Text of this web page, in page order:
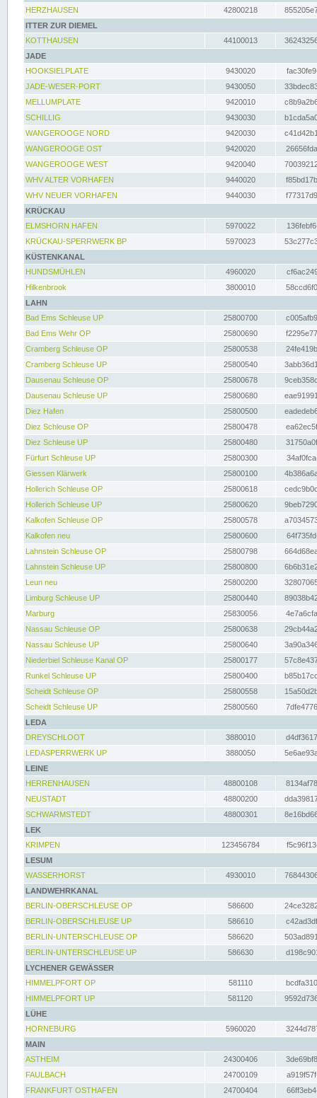
HERZHAUSEN
42800218
ITTER ZUR DIEMEL
KOTTHAUSEN
44100013
JADE
HOOKSIELPLATE
9430020
JADE-WESER-PORT
9430050
MELLUMPLATE
9420010
SCHILLIG
9430030
WANGEROOGE NORD
9420030
WANGEROOGE OST
9420020
WANGEROOGE WEST
9420040
WHV ALTER VORHAFEN
9440020
WHV NEUER VORHAFEN
9440030
KRÜCKAU
ELMSHORN HAFEN
5970022
KRÜCKAU-SPERRWERK BP
5970023
KÜSTENKANAL
HUNDSMÜHLEN
4960020
Hilkenbrook
3800010
LAHN
Bad Ems Schleuse UP
25800700
Bad Ems Wehr OP
25800690
Cramberg Schleuse OP
25800538
Cramberg Schleuse UP
25800540
Dausenau Schleuse OP
25800678
Dausenau Schleuse UP
25800680
Diez Hafen
25800500
Diez Schleuse OP
25800478
Diez Schleuse UP
25800480
Fürfurt Schleuse UP
25800300
Giessen Klärwerk
25800100
Hollerich Schleuse OP
25800618
Hollerich Schleuse UP
25800620
Kalkofen Schleuse OP
25800578
Kalkofen neu
25800600
Lahnstein Schleuse OP
25800798
Lahnstein Schleuse UP
25800800
Leun neu
25800200
Limburg Schleuse UP
25800440
Marburg
25830056
Nassau Schleuse OP
25800638
Nassau Schleuse UP
25800640
Niederbiel Schleuse Kanal OP
25800177
Runkel Schleuse UP
25800400
Scheidt Schleuse OP
25800558
Scheidt Schleuse UP
25800560
LEDA
DREYSCHLOOT
3880010
LEDASPERRWERK UP
3880050
LEINE
HERRENHAUSEN
48800108
NEUSTADT
48800200
SCHWARMSTEDT
48800301
LEK
KRIMPEN
123456784
LESUM
WASSERHORST
4930010
LANDWEHRKANAL
BERLIN-OBERSCHLEUSE OP
586600
BERLIN-OBERSCHLEUSE UP
586610
BERLIN-UNTERSCHLEUSE OP
586620
BERLIN-UNTERSCHLEUSE UP
586630
LYCHENER GEWÄSSER
HIMMELPFORT OP
581110
HIMMELPFORT UP
581120
LÜHE
HORNEBURG
5960020
MAIN
ASTHEIM
24300406
FAULBACH
24700109
FRANKFURT OSTHAFEN
24700404